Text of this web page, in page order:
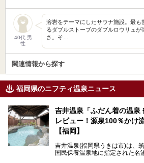
40代 男
性
溶岩をテーマにしたサウナ施設。最も
るダブルストーブのダブルロウリュ
さ。そ…
関連情報から探す
福岡県のニフティ温泉ニュース
吉井温泉「ふだん着の温泉
レビュー！源泉100％かけ
【福岡】
吉井温泉(福岡県うきは市)は、
国民保養温泉地に指定された名